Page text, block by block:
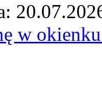
w